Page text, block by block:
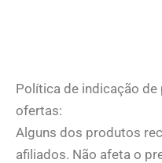
Política de indicação
ofertas:
Alguns dos produtos
afiliados. Não afeta o